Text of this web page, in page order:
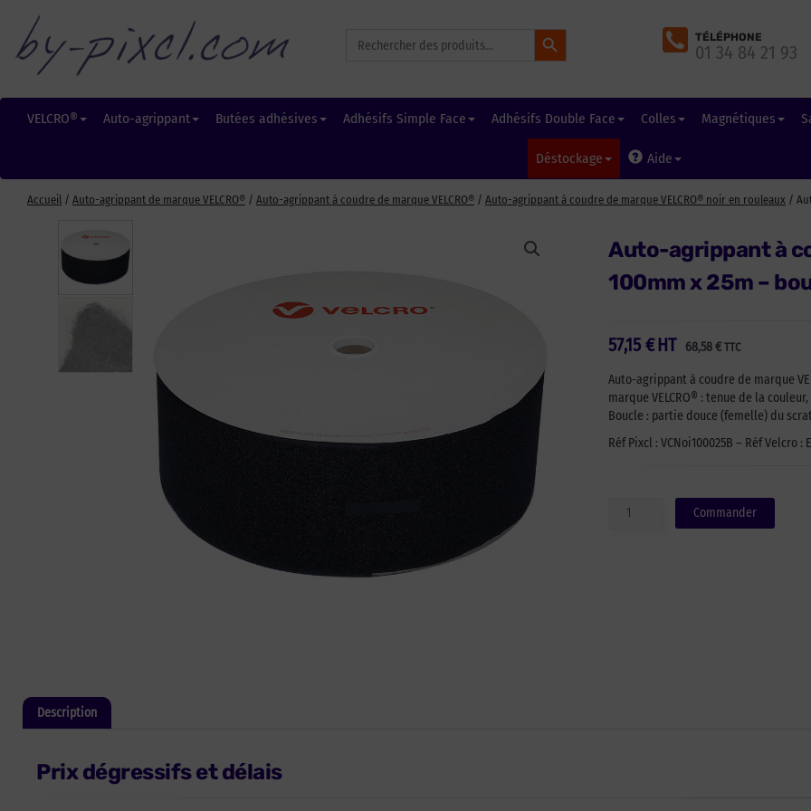
for:
Search Button
TÉLÉPHONE
01 34 84 21 93
VELCRO® Auto-agrippant Butées adhésives Adhésifs Simple Face Adhésifs Double Face Colles Magnétiques
Déstockage Aide
Accueil / Auto-agrippant de marque VELCRO® / Auto-agrippant à coudre de marque VELCRO® / Auto-agrippant à coudre de marque VELCRO® noir en rouleaux /
Auto-agrippant à
100mm x 25m –
57,15 € 68,58€ TTC
HT
Auto-agrippant à coudre de marque
marque VELCRO® : tenue de la
Boucle : partie douce (femelle) du
Réf Pixcl : VCNoi100025B – Réf Velcro :
quantité
Commander
Description
Prix dégressifs et délais